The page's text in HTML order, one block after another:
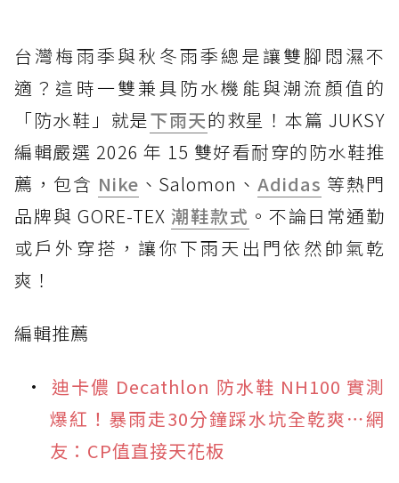
台灣梅雨季與秋冬雨季總是讓雙腳悶濕不
適？這時一雙兼具防水機能與潮流顏值的
「防水鞋」就是下雨天的救星！本篇 JUKSY
編輯嚴選 2026 年 15 雙好看耐穿的防水鞋推
薦，包含 Nike 、Salomon、Adidas 等熱門
品牌與 GORE-TEX 潮鞋款式 。不論日常通勤
或戶外穿搭，讓你下雨天出門依然帥氣乾
爽！
編輯推薦
迪卡儂 Decathlon 防水鞋 NH100 實測
爆紅！暴雨走30分鐘踩水坑全乾爽⋯網
友：CP值直接天花板